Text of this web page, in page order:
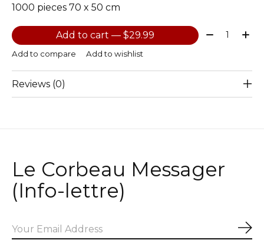
1000 pieces 70 x 50 cm
Add to cart — $29.99 Quantity:
Add to compare Add to wishlist
Reviews (0)
Le Corbeau Messager
(Info-lettre)